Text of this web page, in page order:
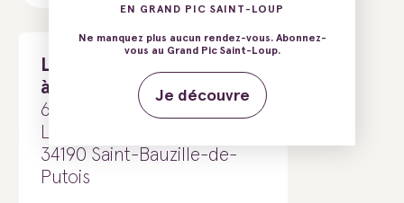
Les Sains Bonheurs - Cave
à vin & épicerie fine
634 avenue du chemin neuf
34190 Saint-Bauzille-de-
Putois
EN GRAND PIC SAINT-LOUP
Ne manquez plus aucun rendez-vous. Abonnez-
vous au Grand Pic Saint-Loup.
Je découvre